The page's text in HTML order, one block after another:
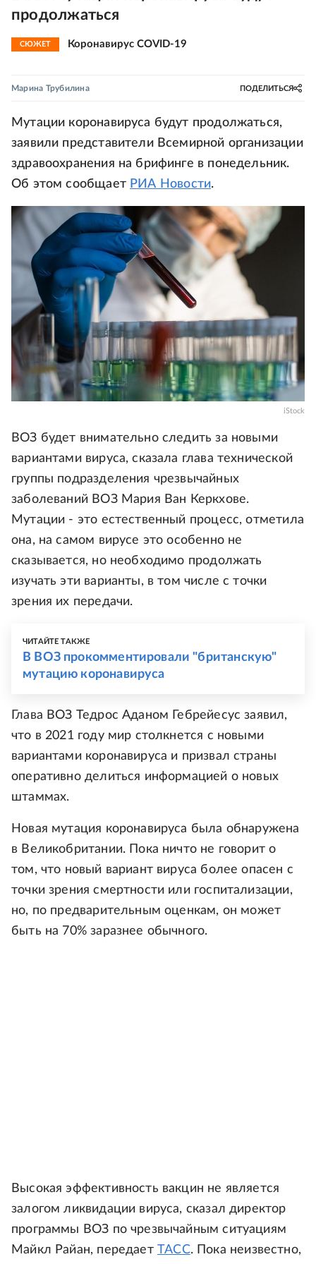
продолжаться
СЮЖЕТ Коронавирус COVID-19
Марина Трубилина ПОДЕЛИТЬСЯ
Мутации коронавируса будут продолжаться,
заявили представители Всемирной организации
здравоохранения на брифинге в понедельник.
Об этом сообщает РИА Новости.
iStock
ВОЗ будет внимательно следить за новыми
вариантами вируса, сказала глава технической
группы подразделения чрезвычайных
заболеваний ВОЗ Мария Ван Керкхове.
Мутации - это естественный процесс, отметила
она, на самом вирусе это особенно не
сказывается, но необходимо продолжать
изучать эти варианты, в том числе с точки
зрения их передачи.
ЧИТАЙТЕ ТАКЖЕ
В ВОЗ прокомментировали "британскую"
мутацию коронавируса
Глава ВОЗ Тедрос Аданом Гебрейесус заявил,
что в 2021 году мир столкнется с новыми
вариантами коронавируса и призвал страны
оперативно делиться информацией о новых
штаммах.
Новая мутация коронавируса была обнаружена
в Великобритании. Пока ничто не говорит о
том, что новый вариант вируса более опасен с
точки зрения смертности или госпитализации,
но, по предварительным оценкам, он может
быть на 70% заразнее обычного.
Высокая эффективность вакцин не является
залогом ликвидации вируса, сказал директор
программы ВОЗ по чрезвычайным ситуациям
Майкл Райан, передает
ТАСС. Пока неизвестно,